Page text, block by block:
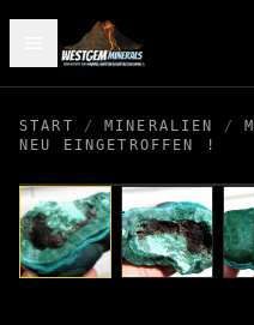
START / MINERALIEN /
NEU EINGETROFFEN !